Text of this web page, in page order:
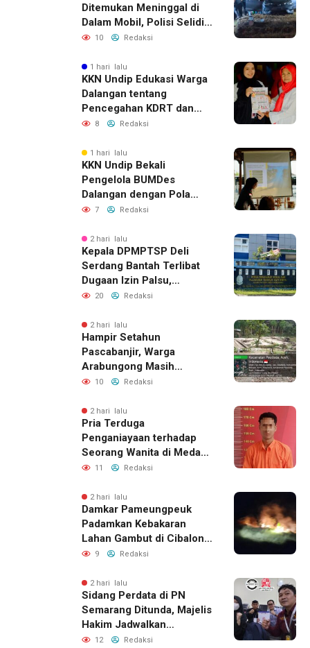
Ditemukan Meninggal di
Dalam Mobil, Polisi Selidiki
Dugaan Keterkaitan
10 Redaksi
1 hari lalu
KKN Undip Edukasi Warga
Dalangan tentang
Pencegahan KDRT dan
Komunikasi Keluarga
8 Redaksi
1 hari lalu
KKN Undip Bekali
Pengelola BUMDes
Dalangan dengan Pola
Pikir Inovatif
7 Redaksi
2 hari lalu
Kepala DPMPTSP Deli
Serdang Bantah Terlibat
Dugaan Izin Palsu,
Tegaskan Proses
Jalur Resmi
20 Redaksi
2 hari lalu
Hampir Setahun
Pascabanjir, Warga
Arabungong Masih
Menunggu Bantuan
10 Redaksi
2 hari lalu
Pria Terduga
Penganiayaan terhadap
Seorang Wanita di Medan
Ditangkap Polisi
11 Redaksi
2 hari lalu
Damkar Pameungpeuk
Padamkan Kebakaran
Lahan Gambut di Cibalong,
Permukiman Warga
9 Redaksi
2 hari lalu
Sidang Perdata di PN
Semarang Ditunda, Majelis
Hakim Jadwalkan
Pemanggilan Ulang BPR
12 Redaksi